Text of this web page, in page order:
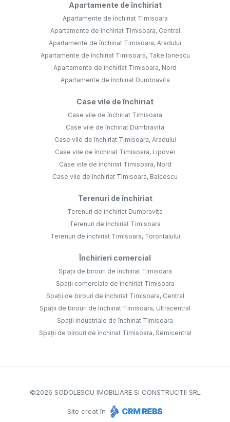
Apartamente de închiriat
Apartamente de închiriat Timisoara
Apartamente de închiriat Timisoara, Central
Apartamente de închiriat Timisoara, Aradului
Apartamente de închiriat Timisoara, Take Ionescu
Apartamente de închiriat Timisoara, Nord
Apartamente de închiriat Dumbravita
Case vile de închiriat
Case vile de închiriat Timisoara
Case vile de închiriat Dumbravita
Case vile de închiriat Timisoara, Aradului
Case vile de închiriat Timisoara, Lipovei
Case vile de închiriat Timisoara, Nord
Case vile de închiriat Timisoara, Balcescu
Terenuri de închiriat
Terenuri de închiriat Dumbravita
Terenuri de închiriat Timisoara
Terenuri de închiriat Timisoara, Torontalului
Închirieri comercial
Spații de birouri de închiriat Timisoara
Spații comerciale de închiriat Timisoara
Spații de birouri de închiriat Timisoara, Central
Spații de birouri de închiriat Timisoara, Ultracentral
Spații industriale de închiriat Timisoara
Spații de birouri de închiriat Timisoara, Semicentral
©2026 SODOLESCU IMOBILIARE SI CONSTRUCTII SRL
Site creat în